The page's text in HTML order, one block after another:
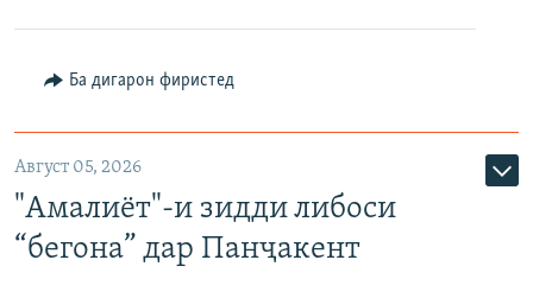
Ба дигарон фиристед
Август 05, 2026
"Амалиёт"-и зидди либоси
“бегона” дар Панҷакент